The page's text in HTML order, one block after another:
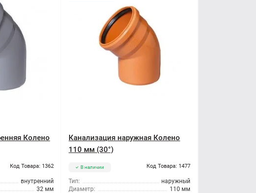
Колено
Код Товара: 1362
внутренний
32 мм
Канализация наружная Колено
110 мм (30°)
В наличии Код Товара: 1477
Тип:
наружный
Диаметр:
110 мм